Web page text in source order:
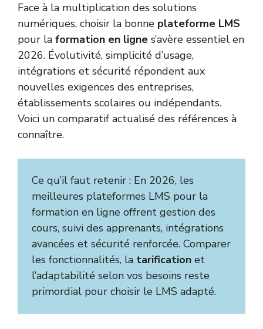
Face à la multiplication des solutions
numériques, choisir la bonne plateforme LMS
pour la formation en ligne s’avère essentiel en
2026. Évolutivité, simplicité d’usage,
intégrations et sécurité répondent aux
nouvelles exigences des entreprises,
établissements scolaires ou indépendants.
Voici un comparatif actualisé des références à
connaître.
Ce qu’il faut retenir : En 2026, les
meilleures plateformes LMS pour la
formation en ligne offrent gestion des
cours, suivi des apprenants, intégrations
avancées et sécurité renforcée. Comparer
les fonctionnalités, la tarification et
l’adaptabilité selon vos besoins reste
primordial pour choisir le LMS adapté.